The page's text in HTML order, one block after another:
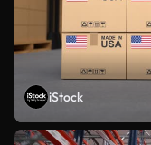
iStock